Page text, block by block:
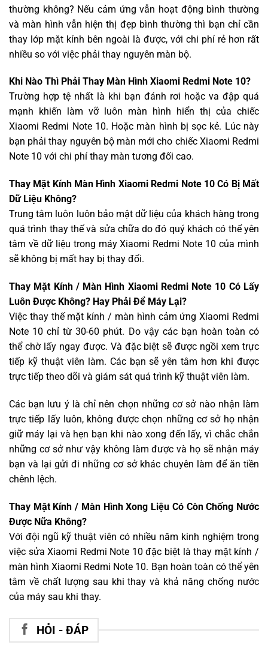
thường không? Nếu cảm ứng vẫn hoạt động bình thường
và màn hình vẫn hiện thị đẹp bình thường thì bạn chỉ cần
thay lớp mặt kính bên ngoài là được, với chi phí rẻ hơn rất
nhiều so với việc phải thay nguyên màn bộ.
Khi Nào Thì Phải Thay Màn Hình Xiaomi Redmi Note 10?
Trường hợp tệ nhất là khi bạn đánh rơi hoặc va đập quá
mạnh khiến làm vỡ luôn màn hình hiển thị của chiếc
Xiaomi Redmi Note 10. Hoặc màn hình bị sọc kẻ. Lúc này
bạn phải thay nguyên bộ màn mới cho chiếc Xiaomi Redmi
Note 10 với chi phí thay màn tương đối cao.
Thay Mặt Kính Màn Hình Xiaomi Redmi Note 10 Có Bị Mất
Dữ Liệu Không?
Trung tâm luôn luôn bảo mật dữ liệu của khách hàng trong
quá trình thay thế và sửa chữa do đó quý khách có thể yên
tâm về dữ liệu trong máy Xiaomi Redmi Note 10 của mình
sẽ không bị mất hay bị thay đổi.
Thay Mặt Kính / Màn Hình Xiaomi Redmi Note 10 Có Lấy
Luôn Được Không? Hay Phải Để Máy Lại?
Việc thay thế mặt kính / màn hình cảm ứng Xiaomi Redmi
Note 10 chỉ từ 30-60 phút. Do vậy các bạn hoàn toàn có
thể chờ lấy ngay được. Và đặc biệt sẽ được ngồi xem trực
tiếp kỹ thuật viên làm. Các bạn sẽ yên tâm hơn khi được
trực tiếp theo dõi và giám sát quá trình kỹ thuật viên làm.
Các bạn lưu ý là chỉ nên chọn những cơ sở nào nhận làm
trực tiếp lấy luôn, không được chọn những cơ sở họ nhận
giữ máy lại và hẹn bạn khi nào xong đến lấy, vì chắc chắn
những cơ sở như vậy không làm được và họ sẽ nhận máy
bạn và lại gửi đi những cơ sở khác chuyên làm để ăn tiền
chênh lệch.
Thay Mặt Kính / Màn Hình Xong Liệu Có Còn Chống Nước
Được Nữa Không?
Với đội ngũ kỹ thuật viên có nhiều năm kinh nghiệm trong
việc sửa Xiaomi Redmi Note 10 đặc biệt là thay mặt kính /
màn hình Xiaomi Redmi Note 10. Bạn hoàn toàn có thể yên
tâm về chất lượng sau khi thay và khả năng chống nước
của máy sau khi thay.
HỎI - ĐÁP